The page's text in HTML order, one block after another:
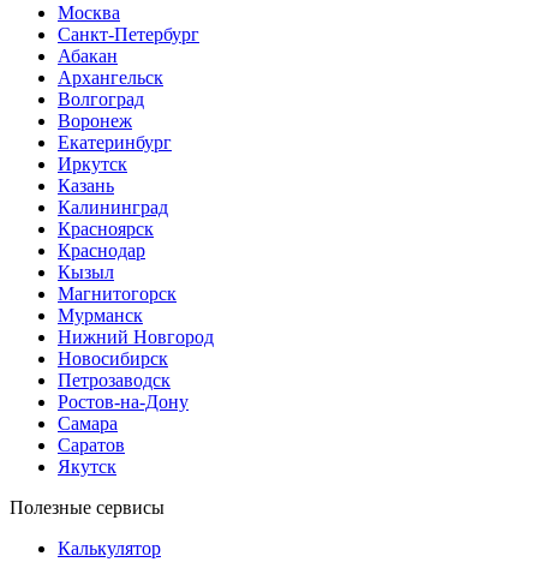
Москва
Санкт-Петербург
Абакан
Архангельск
Волгоград
Воронеж
Екатеринбург
Иркутск
Казань
Калининград
Красноярск
Краснодар
Кызыл
Магнитогорск
Мурманск
Нижний Новгород
Новосибирск
Петрозаводск
Ростов-на-Дону
Самара
Саратов
Якутск
Полезные сервисы
Калькулятор